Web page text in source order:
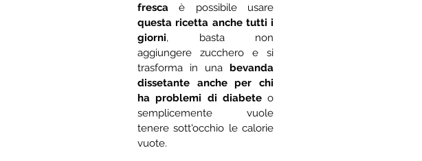
fresca
questa ricetta anche tutti i
giorni, basta non
aggiungere zucchero e si
trasforma in una bevanda
dissetante anche per chi
ha problemi di diabete o
semplicemente vuole
tenere sott'occhio le calorie
vuote.